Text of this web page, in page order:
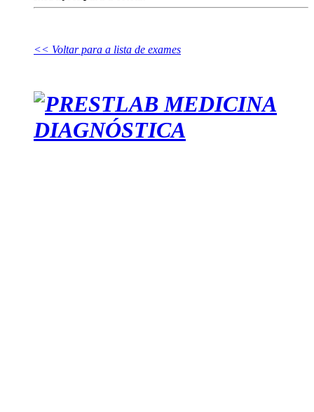
<< Voltar para a lista de exames